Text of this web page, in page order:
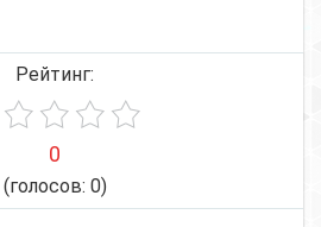
Рейтинг:
0
(голосов: 0)